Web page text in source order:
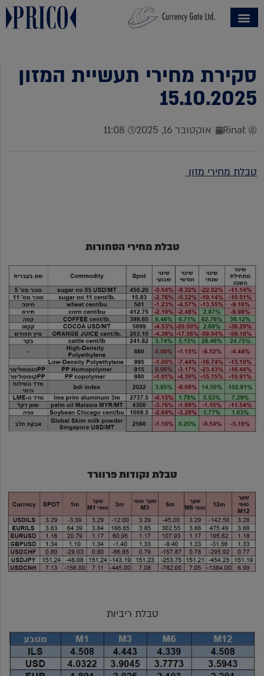
סקירת מחירי תעשיית המזון
15.10.2025
Rinat אוקטובר 16, 2025 11:08
טבלת מחירי מזון
טבלת מחירי הסחורות
טבלת נקודות פרוורד
טבלת ריביות